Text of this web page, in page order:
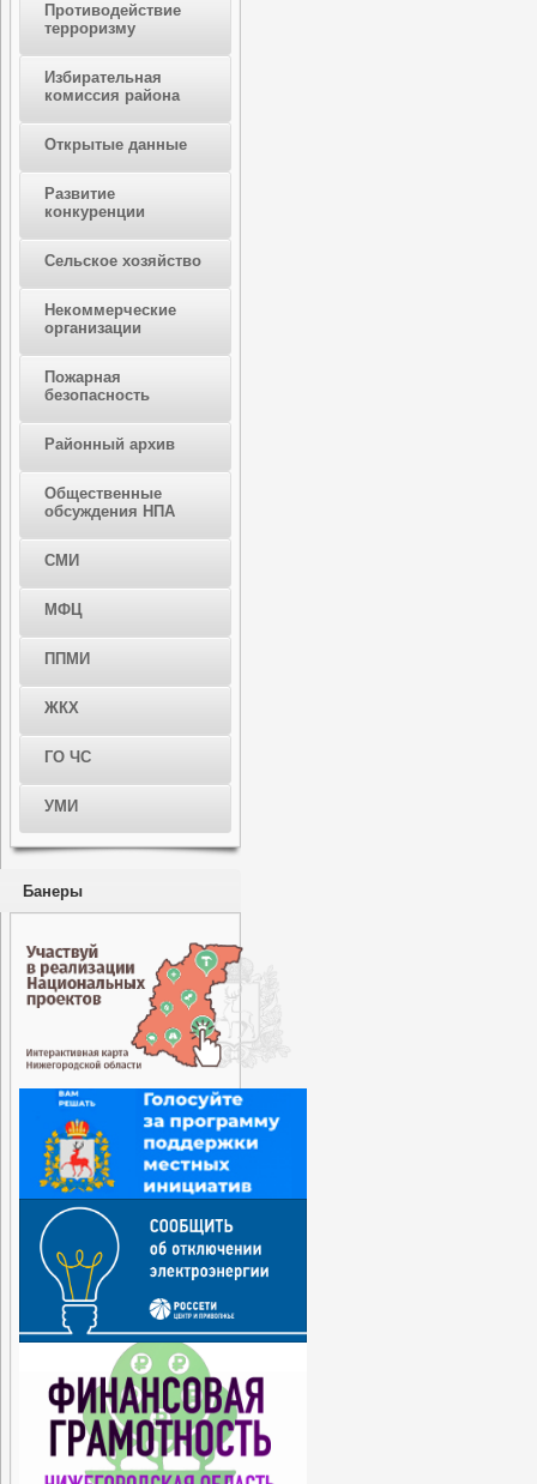
Противодействие
терроризму
Избирательная
комиссия района
Открытые данные
Развитие
конкуренции
Сельское хозяйство
Некоммерческие
организации
Пожарная
безопасность
Районный архив
Общественные
обсуждения НПА
СМИ
МФЦ
ППМИ
ЖКХ
ГО ЧС
УМИ
Банеры